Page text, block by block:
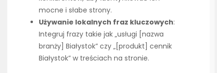
mocne i słabe strony.
Używanie lokalnych fraz kluczowych:
Integruj frazy takie jak „usługi [nazwa
branży] Białystok” czy „[produkt] cennik
Białystok” w treściach na stronie.